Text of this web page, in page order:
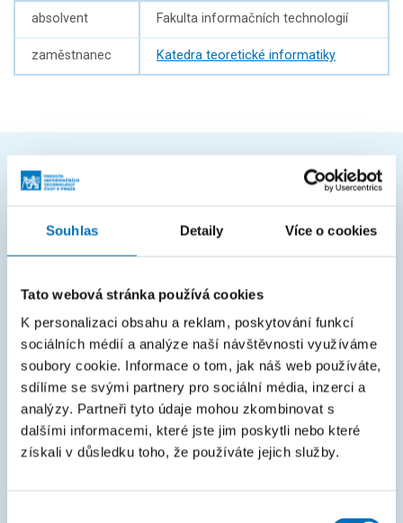
Souhlas Detaily Více o cookies
Tato webová stránka používá cookies
K personalizaci obsahu a reklam, poskytování funkcí
sociálních médií a analýze naší návštěvnosti využíváme
soubory cookie. Informace o tom, jak náš web používáte,
sdílíme se svými partnery pro sociální média, inzerci a
analýzy. Partneři tyto údaje mohou zkombinovat s
dalšími informacemi, které jste jim poskytli nebo které
získali v důsledku toho, že používáte jejich služby.
absolvent Fakulta informačních technologií
zaměstnanec Katedra teoretické informatiky
ČASTO HLEDÁTE
Harmonogram akademického roku
Studijní oddělení
Průvodce studiem
Rozcestník systémů
KOS
Courses
Intranet